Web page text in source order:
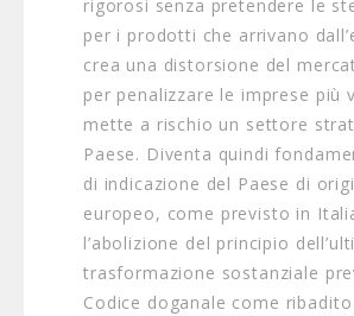
rigorosi senza pretendere le
per i prodotti che arrivano
crea una distorsione del
per penalizzare le imprese più
mette a rischio un settore
Paese. Diventa quindi
di indicazione del Paese di
europeo, come previsto in
l’abolizione del principio
trasformazione sostanziale
Codice doganale come